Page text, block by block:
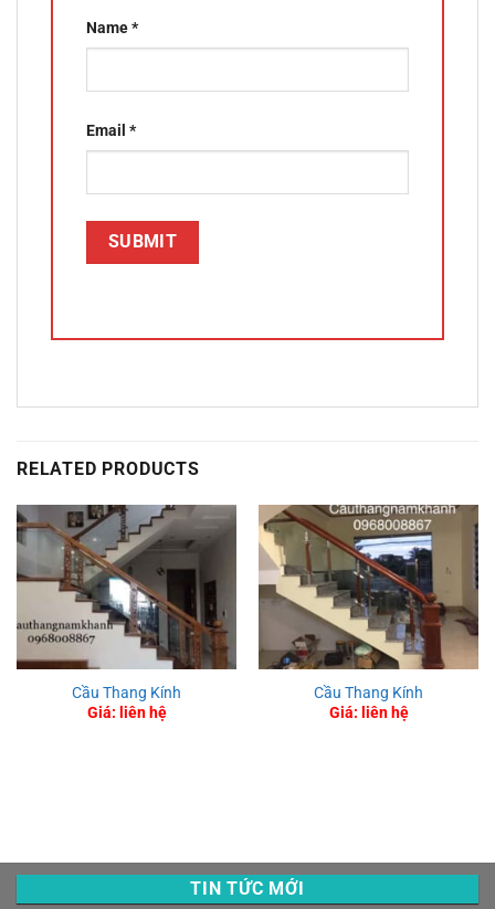
Name*
Email *
RELATED PRODUCTS
Cầu Thang Kính
Giá: liên hệ
Cầu Thang Kính
Giá: liên hệ
TIN TỨC MỚI